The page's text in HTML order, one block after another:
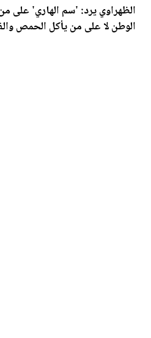
الظهراوي يرد: 'سم الهاري' على
الوطن لا على من يأكل الحمص